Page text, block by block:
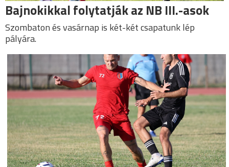
Bajnokikkal folytatják az NB III.-asok
Szombaton és vasárnap is két-két csapatunk lép
pályára.